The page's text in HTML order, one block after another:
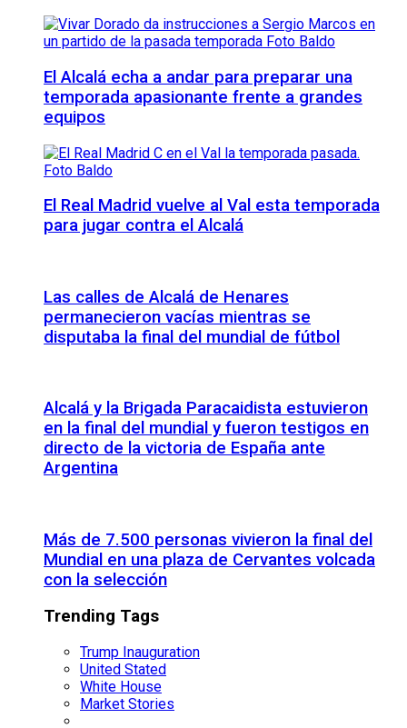
El Alcalá echa a andar para preparar una
temporada apasionante frente a grandes
equipos
El Real Madrid vuelve al Val esta temporada
para jugar contra el Alcalá
Las calles de Alcalá de Henares
permanecieron vacías mientras se
disputaba la final del mundial de fútbol
Alcalá y la Brigada Paracaidista estuvieron
en la final del mundial y fueron testigos en
directo de la victoria de España ante
Argentina
Más de 7.500 personas vivieron la final del
Mundial en una plaza de Cervantes volcada
con la selección
Trending Tags
Trump Inauguration
United Stated
White House
Market Stories